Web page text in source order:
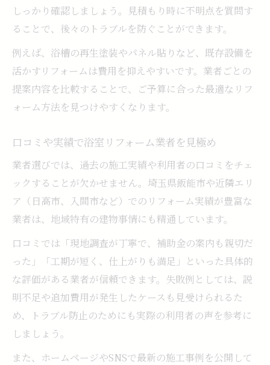
しっかり確認しましょう。見積もり時に不明点を質問す
ることで、後々のトラブルを防ぐことができます。
例えば、浴槽の再生塗装やパネル貼りなど、既存設備を
活かすリフォームは費用を抑えやすいです。業者ごとの
提案内容を比較することで、ご予算に合った最適なリフ
ォーム方法を見つけやすくなります。
口コミや実績で浴室リフォーム業者を見極め
業者選びでは、過去の施工実績や利用者の口コミをチェ
ックすることが欠かせません。埼玉県飯能市や近隣エリ
ア（日高市、入間市など）でのリフォーム実績が豊富な
業者は、地域特有の建物事情にも精通しています。
口コミでは「現地調査が丁寧で、補助金の案内も親切だ
った」「工期が短く、仕上がりも満足」といった具体的
な評価がある業者が信頼できます。失敗例としては、説
明不足や追加費用が発生したケースも見受けられるた
め、トラブル防止のためにも実際の利用者の声を参考に
しましょう。
また、ホームページやSNSで最新の施工事例を公開して